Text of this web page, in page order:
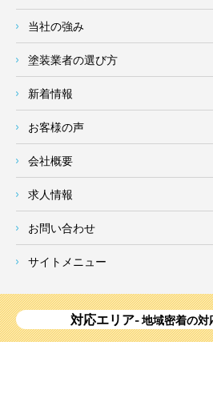
当社の強み
塗装業者の選び方
新着情報
お客様の声
会社概要
求人情報
お問い合わせ
サイトメニュー
対応エリア- 地域密着の対